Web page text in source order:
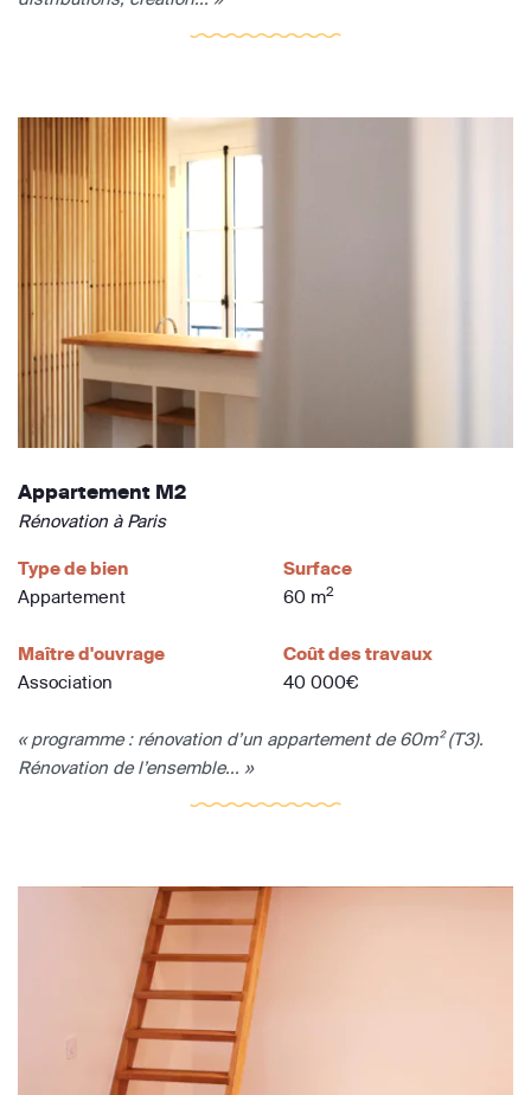
Appartement M2
Rénovation à Paris
Type de bien
Appartement
Surface
60 m2
Maître d'ouvrage
Association
Coût des travaux
40 000€
« programme : rénovation d’un appartement de 60m² (T3).
Rénovation de l’ensemble... »